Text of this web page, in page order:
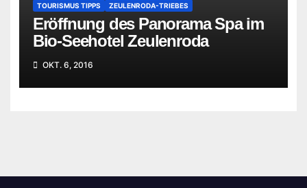
TOURISMUS TIPPS ZEULENRODA-TRIEBES
Eröffnung des Panorama Spa im
Bio-Seehotel Zeulenroda
OKT. 6, 2016